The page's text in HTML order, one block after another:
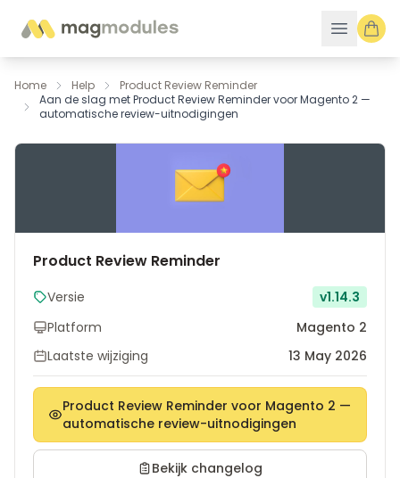
Home Help
Product Review Reminder
Aan de slag met Product Review Reminder voor Magento 2 —
automatische review-uitnodigingen
Product Review Reminder
Versie
v1.14.3
Platform
Magento 2
Laatste wijziging
13 May 2026
Product Review Reminder voor Magento 2 —
automatische review-uitnodigingen
Bekijk changelog